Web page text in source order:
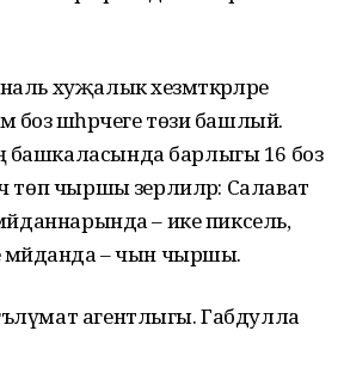
хуҗалык хезмәткәрләре
шәһәрчеге төзи башлый.
барлыгы 16 боз
төп чыршы әзерлиләр: Салават
– ике пиксель,
мәйданда – чын чыршы.
агентлыгы. Габдулла